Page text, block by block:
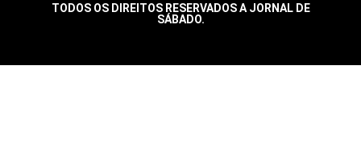
TODOS OS DIREITOS RESERVADOS A JORNAL DE
SÁBADO.